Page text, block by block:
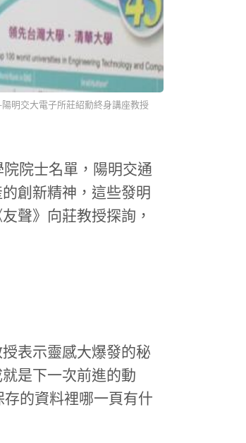
交大電子所莊紹勳終身講座教授
院士名單，陽明交通
創新精神，這些發明
聲》向莊教授探詢，
表示靈感大爆發的秘
是下一次前進的動
的資料裡哪一頁有什